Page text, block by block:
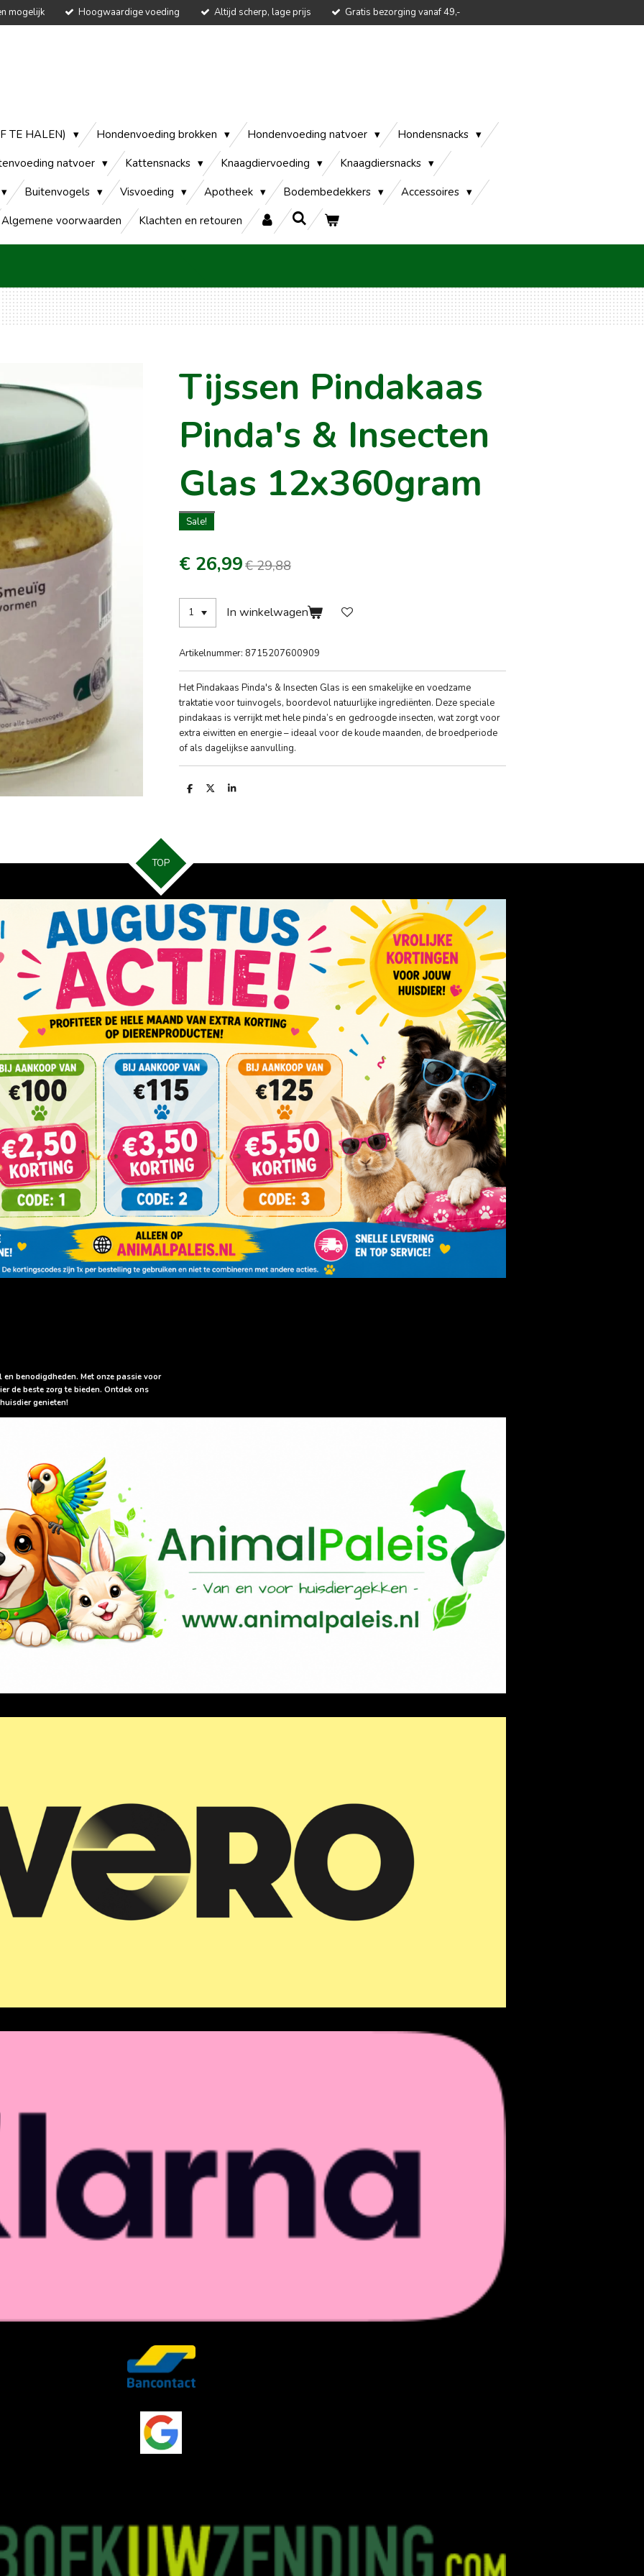
mogelijk Hoogwaardige voeding Altijd scherp, lage prijs Gratis bezorging vanaf 49,-
TE HALEN) Hondenvoeding brokken Hondenvoeding natvoer
Hondensnacks
natvoer Kattensnacks Knaagdiervoeding
Knaagdiersnacks
Buitenvogels Visvoeding Apotheek Bodembedekkers
Accessoires
Algemene voorwaarden Klachten en retouren
Tijssen Pindakaas
Pinda's & Insecten
Glas 12x360gram
Sale!
€ 26,99€ 29,88
In winkelwagen
Artikelnummer: 8715207600909
Het Pindakaas Pinda's & Insecten Glas is een smakelijke en voedzame
traktatie voor tuinvogels, boordevol natuurlijke ingrediënten. Deze speciale
pindakaas is verrijkt met hele pinda’s en gedroogde insecten, wat zorgt voor
extra eiwitten en energie – ideaal voor de koude maanden, de broedperiode
of als dagelijkse aanvulling.
D
D
S
TOP
benodigdheden. Met onze passie voor
de beste zorg te bieden. Ontdek ons
genieten!